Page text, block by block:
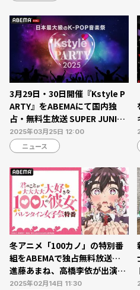
3月29日・30日開催『Kstyle P
ARTY』をABEMAにて国内独
占・無料生放送 SUPER JUNIO
R、RIIZE、＆TEAM、TWSら出
演
2025年03月25日 12:00
ニュース
冬アニメ「100カノ」の特別番
組をABEMAで独占無料放送…
進藤あまね、高橋李依が出演
【2月14日】
2025年02月14日 11:30